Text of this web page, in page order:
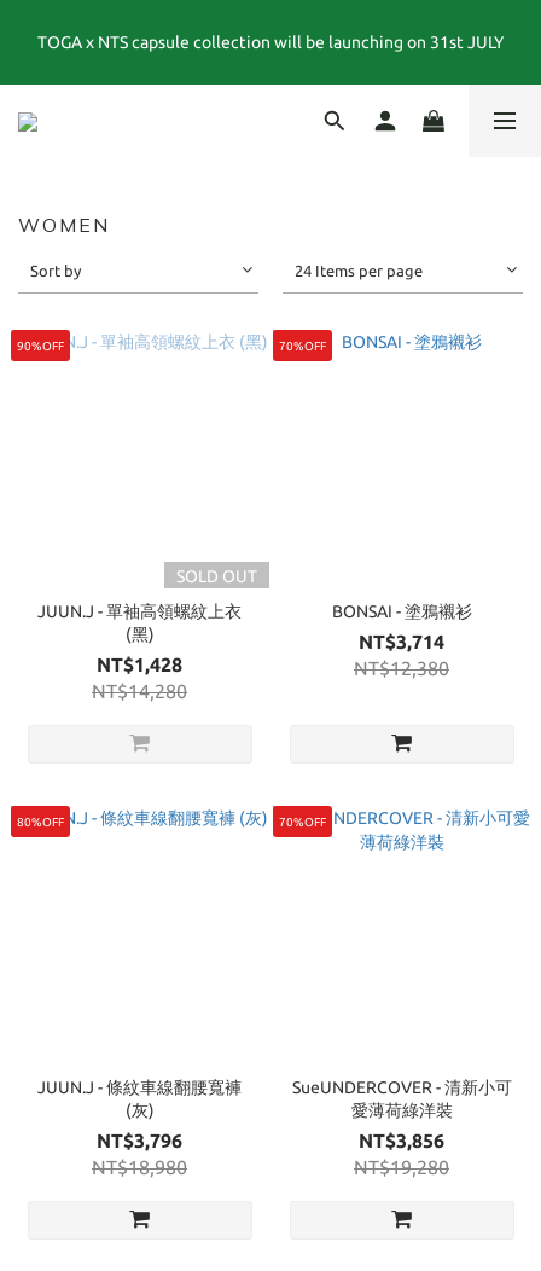
夏末選品特別企劃｜1折起｜特價商品售出後不退換貨
TOGA x NTS capsule collection will be launching on 31st JULY
夏末選品特別企劃｜1折起｜特價商品售出後不退換貨
WOMEN
Sort by 24 Items per page
90%OFF
SOLD OUT
JUUN.J - 單袖高領螺紋上衣
(黑)
NT$1,428
NT$14,280
70%OFF
BONSAI - 塗鴉襯衫
NT$3,714
NT$12,380
80%OFF
JUUN.J - 條紋車線翻腰寬褲
(灰)
NT$3,796
NT$18,980
70%OFF
SueUNDERCOVER - 清新小可
愛薄荷綠洋裝
NT$3,856
NT$19,280